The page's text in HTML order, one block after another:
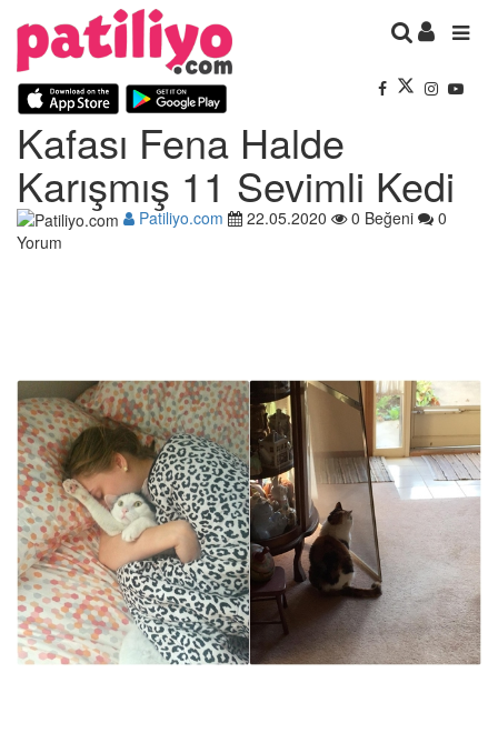
Kafası Fena Halde
Karışmış 11 Sevimli Kedi
Patiliyo.com 22.05.2020 0 Beğeni
0
Yorum